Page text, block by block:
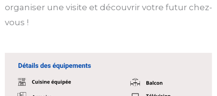
organiser une visite et découvrir votre futur chez-
vous !